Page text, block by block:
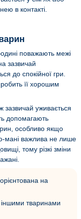
в контакті.
поважають межі
зазвичай
до спокійної гри.
її хорошим
уживається
допомагають
особливо якщо
мані важлива не лише
тому різкі зміни
на
іншими тваринами